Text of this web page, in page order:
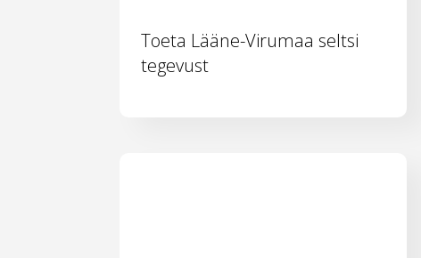
Toeta Lääne-Virumaa seltsi
tegevust